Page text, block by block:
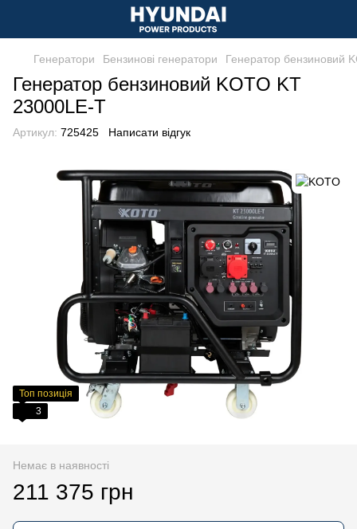
Генератори Бензинові генератори Генератор бензиновий
Генератор бензиновий KOTO KT
23000LE-T
Артикул: 725425 Написати відгук
Топ позиція
3
Немає в наявності
211 375 грн